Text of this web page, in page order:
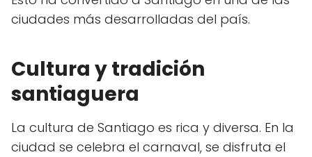
ciudades más desarrolladas del país.
Cultura y tradición
santiaguera
La cultura de Santiago es rica y diversa. En la
ciudad se celebra el carnaval, se disfruta el